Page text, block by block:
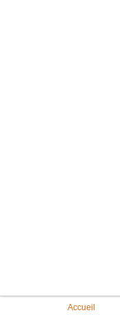
Accueil